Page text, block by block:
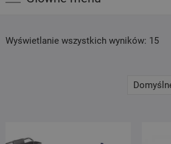
Wyświetlanie wszystkich wyników: 15